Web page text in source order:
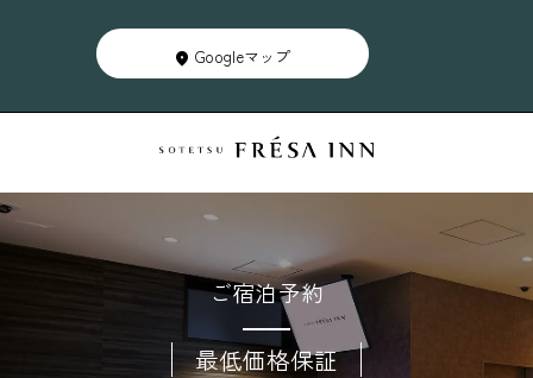
Googleマップ
ご宿泊予約
最低価格保証